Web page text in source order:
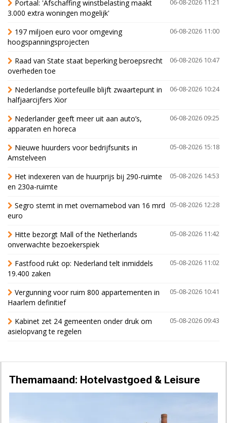
06-08-2026 11:21
Portaal: 'Afschaffing winstbelasting maakt
3.000 extra woningen mogelijk'
06-08-2026 11:00
197 miljoen euro voor omgeving
hoogspanningsprojecten
06-08-2026 10:47
Raad van State staat beperking beroepsrecht
overheden toe
06-08-2026 10:24
Nederlandse portefeuille blijft zwaartepunt in
halfjaarcijfers Xior
06-08-2026 09:25
Nederlander geeft meer uit aan auto’s,
apparaten en horeca
05-08-2026 15:18
Nieuwe huurders voor bedrijfsunits in
Amstelveen
05-08-2026 14:53
Het indexeren van de huurprijs bij 290-ruimte
en 230a-ruimte
05-08-2026 12:28
Segro stemt in met overnamebod van 16 mrd
euro
05-08-2026 11:42
Hitte bezorgt Mall of the Netherlands
onverwachte bezoekerspiek
05-08-2026 11:02
Fastfood rukt op: Nederland telt inmiddels
19.400 zaken
05-08-2026 10:41
Vergunning voor ruim 800 appartementen in
Haarlem definitief
05-08-2026 09:43
Kabinet zet 24 gemeenten onder druk om
asielopvang te regelen
Themamaand: Hotelvastgoed & Leisure